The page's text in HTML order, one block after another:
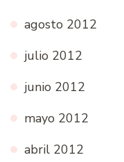
agosto 2012
julio 2012
junio 2012
mayo 2012
abril 2012